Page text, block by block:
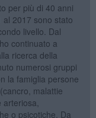
per più di 40 anni
2017 sono stato
livello. Dal
continuato a
ricerca della
numerosi gruppi
la famiglia persone
malattie
o psicotiche. Da